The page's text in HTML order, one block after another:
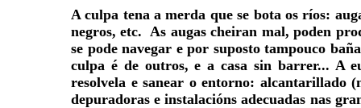
A culpa tena a merda que se bota os ríos:
negros, etc. As augas cheiran mal, poden
se pode navegar e por suposto tampouco
culpa é de outros, e a casa sin barrer... A
resolvela e sanear o entorno: alcantarillado
depuradoras e instalacións adecuadas nas